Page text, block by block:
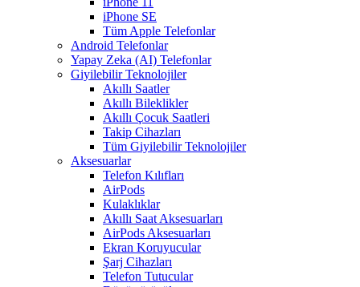
iPhone SE
Tüm Apple Telefonlar
Android Telefonlar
Yapay Zeka (AI) Telefonlar
Giyilebilir Teknolojiler
Akıllı Saatler
Akıllı Bileklikler
Akıllı Çocuk Saatleri
Takip Cihazları
Tüm Giyilebilir Teknolojiler
Aksesuarlar
Telefon Kılıfları
AirPods
Kulaklıklar
Akıllı Saat Aksesuarları
AirPods Aksesuarları
Ekran Koruyucular
Şarj Cihazları
Telefon Tutucular